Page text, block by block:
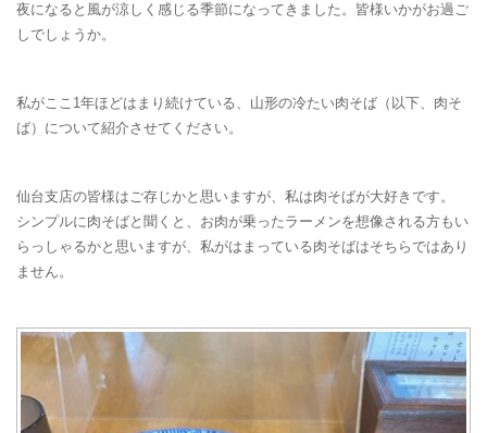
夜になると風が涼しく感じる季節になってきました。皆様いかがお過ご
しでしょうか。
私がここ1年ほどはまり続けている、山形の冷たい肉そば（以下、肉そ
ば）について紹介させてください。
仙台支店の皆様はご存じかと思いますが、私は肉そばが大好きです。
シンプルに肉そばと聞くと、お肉が乗ったラーメンを想像される方もい
らっしゃるかと思いますが、私がはまっている肉そばはそちらではあり
ません。